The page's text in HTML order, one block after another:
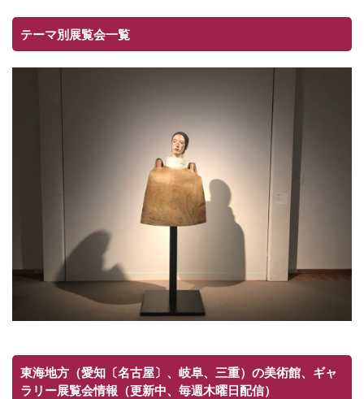
テーマ別展覧会一覧
東海地方（愛知〔名古屋〕、岐阜、三重）の美術館、ギャ
ラリー展覧会情報（更新中、毎週木曜日配信）